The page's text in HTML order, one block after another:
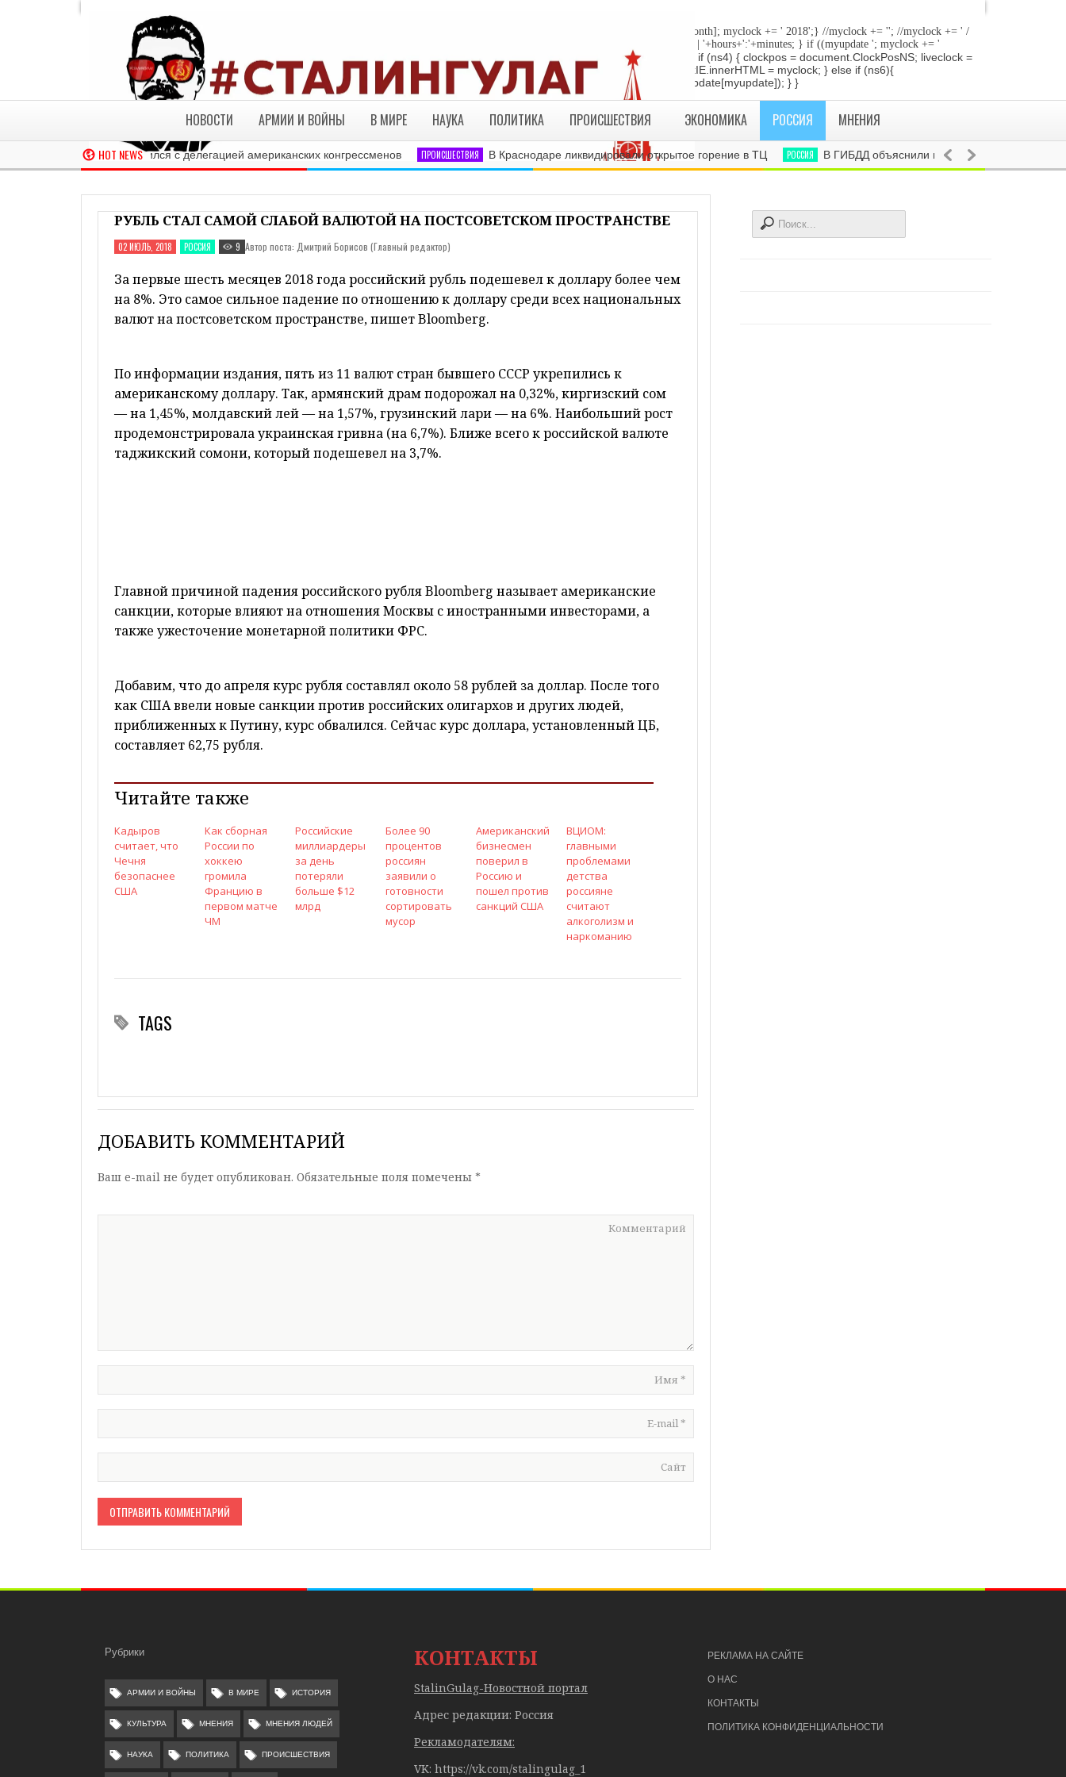
'; } if (old == "true") { document.write(myclock); old = "die"; return; } //Date-Time if (StyleDate) { myclock = ''; myclock += '
'; if (DisplayDate) { myclock += ' '; //myclock += ' '+mysep_text; myclock += DaysOfWeek[day]+', '+mday+mn+' '+MonthsOfYear[month]; myclock += ' 2018';} //myclock += ''; //myclock += ' /
'+mypre_text; //myclock += '
'; if (!DisplayDate) { myclock += ''+hours+':'+minutes; } if (DisplayDate) { myclock += ' | '+hours+':'+minutes; } if ((myupdate '; myclock += '
'; } if (old == "true") { document.write(myclock); old = "die"; return; } //end edit by RBO Team // Write the clock to the layer: if (ns4) { clockpos = document.ClockPosNS; liveclock =
clockpos.document.LiveClockNS; liveclock.document.write(myclock); liveclock.document.close(); } else if (ie4) { LiveClockIE.innerHTML = myclock; } else if (ns6){
document.getElementById("LiveClockIE").innerHTML = myclock; } if (myupdate != 0) { setTimeout("show_clock()",ClockUpdate[myupdate]); } }
НОВОСТИ АРМИИ И ВОЙНЫ В МИРЕ НАУКА ПОЛИТИКА ПРОИСШЕСТВИЯ ЭКОНОМИКА РОССИЯ МНЕНИЯ
HOT NEWS
Глава МИД РФ встретился с делегацией американских конгрессменов ПРОИСШЕСТВИЯ В Краснодаре ликвидировали открытое горение в ТЦ РОССИЯ В ГИБДД объяснили необходимость поправок в
РУБЛЬ СТАЛ САМОЙ СЛАБОЙ ВАЛЮТОЙ НА ПОСТСОВЕТСКОМ ПРОСТРАНСТВЕ
02 ИЮЛЬ, 2018 РОССИЯ 9 Автор поста: Дмитрий Борисов (Главный редактор)
За первые шесть месяцев 2018 года российский рубль подешевел к доллару более чем
на 8%. Это самое сильное падение по отношению к доллару среди всех национальных
валют на постсоветском пространстве, пишет Bloomberg.
По информации издания, пять из 11 валют стран бывшего СССР укрепились к
американскому доллару. Так, армянский драм подорожал на 0,32%, киргизский сом
— на 1,45%, молдавский лей — на 1,57%, грузинский лари — на 6%. Наибольший рост
продемонстрировала украинская гривна (на 6,7%). Ближе всего к российской валюте
таджикский сомони, который подешевел на 3,7%.
Главной причиной падения российского рубля Bloomberg называет американские
санкции, которые влияют на отношения Москвы с иностранными инвесторами, а
также ужесточение монетарной политики ФРС.
Добавим, что до апреля курс рубля составлял около 58 рублей за доллар. После того
как США ввели новые санкции против российских олигархов и других людей,
приближенных к Путину, курс обвалился. Сейчас курс доллара, установленный ЦБ,
составляет 62,75 рубля.
Читайте также
Кадыров
считает, что
Чечня
безопаснее
США
Как сборная
России по
хоккею
громила
Францию в
первом матче
ЧМ
Российские
миллиардеры
за день
потеряли
больше $12
млрд
Более 90
процентов
россиян
заявили о
готовности
сортировать
мусор
Американский
бизнесмен
поверил в
Россию и
пошел против
санкций США
ВЦИОМ:
главными
проблемами
детства
россияне
считают
алкоголизм и
наркоманию
TAGS
ДОБАВИТЬ КОММЕНТАРИЙ
Ваш e-mail не будет опубликован. Обязательные поля помечены *
Комментарий
Имя*
E-mail*
Сайт
Рубрики
АРМИИ И ВОЙНЫ В МИРЕ ИСТОРИЯ
КУЛЬТУРА МНЕНИЯ МНЕНИЯ ЛЮДЕЙ
НАУКА ПОЛИТИКА ПРОИСШЕСТВИЯ
КОНТАКТЫ
StalinGulag-Новостной портал
Адрес редакции: Россия
Рекламодателям:
VK: https://vk.com/stalingulag_1
РЕКЛАМА НА САЙТЕ
О НАС
КОНТАКТЫ
ПОЛИТИКА КОНФИДЕНЦИАЛЬНОСТИ